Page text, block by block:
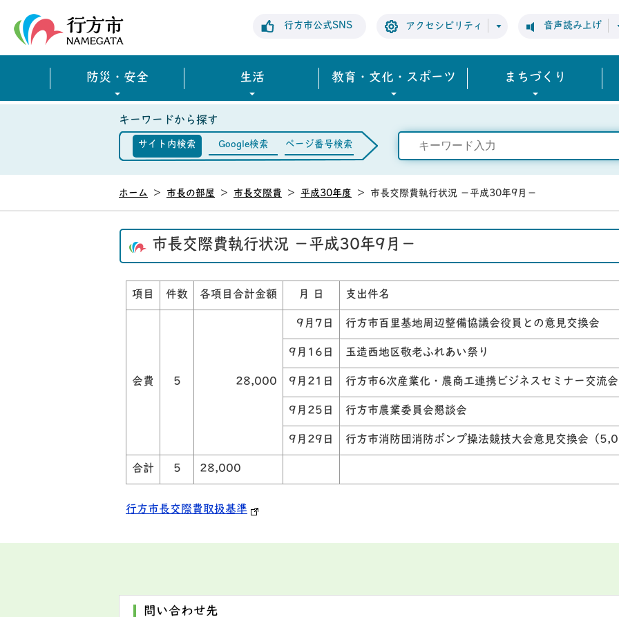
行方市公式SNS アクセシビリティ 音声読み上げ
防災・安全 生活 教育・文化・スポーツ まちづくり
キーワードから探す
サイト内検索 Google検索 ページ番号検索
ホーム > 市長の部屋 > 市長交際費 > 平成30年度 > 市長交際費執行状況 －平成30年9月－
市長交際費執行状況 －平成30年9月－
項目 件数 各項目合計金額 月 日 支出件名
会費 5 28,000
9月7日 行方市百里基地周辺整備協議会役員との意見交換会
9月16日 玉造西地区敬老ふれあい祭り
9月21日 行方市6次産業化・農商工連携ビジネスセミナー交流会
9月25日 行方市農業委員会懇談会
9月29日 行方市消防団消防ポンプ操法競技大会意見交換会（
合計 5 28,000
行方市長交際費取扱基準
問い合わせ先